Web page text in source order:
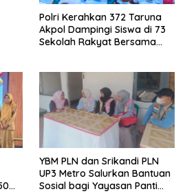
Polri Kerahkan 372 Taruna
Akpol Dampingi Siswa di 73
Sekolah Rakyat Bersama
YBM PLN dan Srikandi PLN
UP3 Metro Salurkan Bantuan
Sosial bagi Yayasan Panti